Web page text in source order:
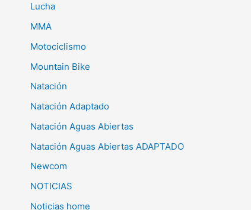
Lucha
MMA
Motociclismo
Mountain Bike
Natación
Natación Adaptado
Natación Aguas Abiertas
Natación Aguas Abiertas ADAPTADO
Newcom
NOTICIAS
Noticias home